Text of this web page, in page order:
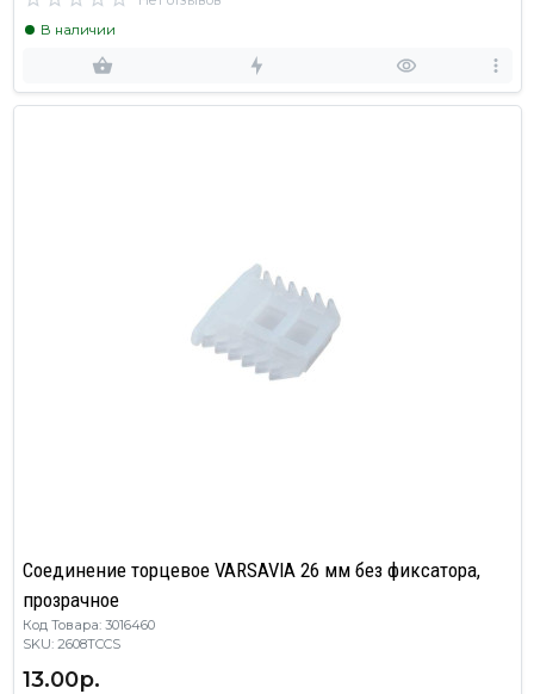
В наличии
Cоединение торцевое VARSAVIA 26 мм без фиксатора,
прозрачное
Код Товара: 3016460
SKU: 2608TCCS
13.00р.